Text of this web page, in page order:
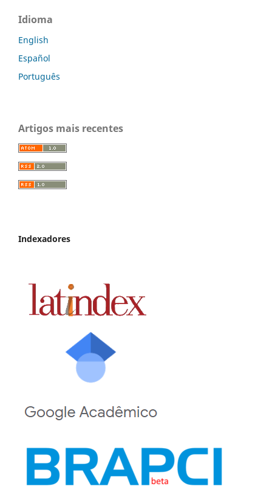
Idioma
English
Español
Português
Artigos mais recentes
Indexadores